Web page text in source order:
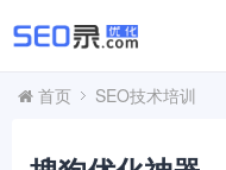
首页 SEO技术培训